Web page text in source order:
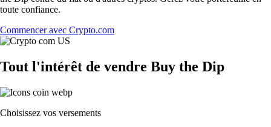
toute confiance.
Commencer avec Crypto.com
Tout l'intérêt de vendre Buy the Dip
Choisissez vos versements